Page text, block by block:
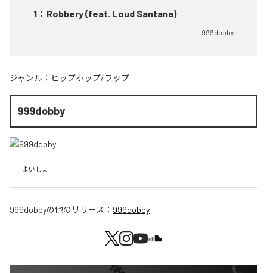
1 ： Robbery (feat. Loud Santana)
999dobby
ジャンル： ヒップホップ/ラップ
999dobby
よいしょ
999dobbyの他のリリース： 999dobby